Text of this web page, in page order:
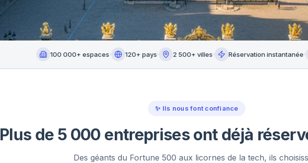
100 000+ espaces 120+ pays 2 500+ villes Réservation instantanée
✨ Ils nous font confiance
Plus de 5 000 entreprises ont déjà
Des géants du Fortune 500 aux licornes de la tech, ils